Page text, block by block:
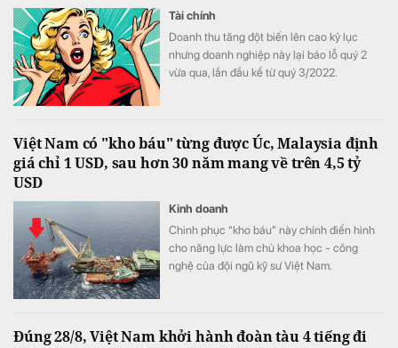
Tài chính
Doanh thu tăng đột biến lên cao kỷ lục
nhưng doanh nghiệp này lại báo lỗ quý 2
vừa qua, lần đầu kể từ quý 3/2022.
Việt Nam có "kho báu" từng được Úc, Malaysia định
giá chỉ 1 USD, sau hơn 30 năm mang về trên 4,5 tỷ
USD
Kinh doanh
Chinh phục “kho báu” này chính điển hình
cho năng lực làm chủ khoa học - công
nghệ của đội ngũ kỹ sư Việt Nam.
Đúng 28/8, Việt Nam khởi hành đoàn tàu 4 tiếng đi